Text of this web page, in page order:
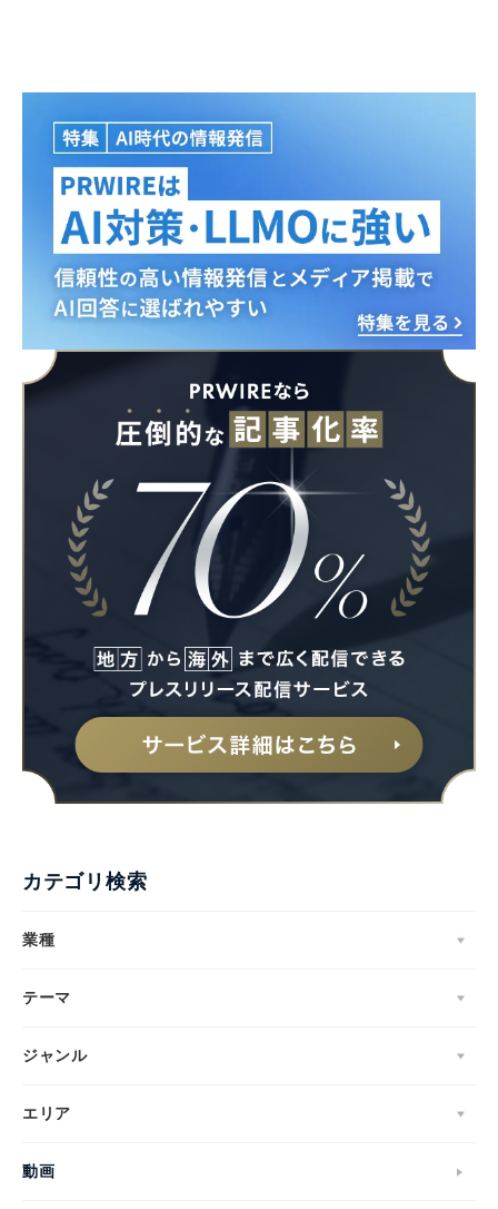
カテゴリ検索
業種
テーマ
ジャンル
エリア
動画